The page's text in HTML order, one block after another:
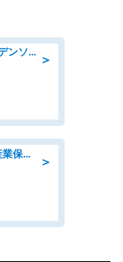
＞
入社特典58万円、寮費完備で無料!デンソーで働こう!自動車工場で小型部品の検査業務 denso aichi
＞
「土日祝休み」ヘルスケア業界の産業保健師/高時給/未経験OK/要資格:保健師、正看護師